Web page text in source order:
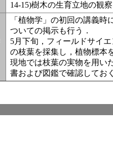
14-15)樹木の生育立地の観
「植物学」の初回の講義
ついての掲示も行う．
5月下旬，フィールドサイ
の枝葉を採集し，植物標本
現地では枝葉の実物を用い
書および図鑑で確認してお